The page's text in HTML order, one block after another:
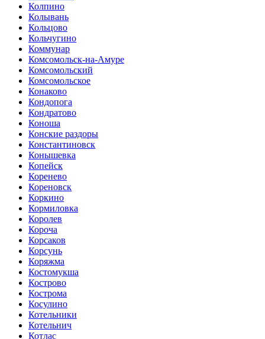
Колпино
Колывань
Кольцово
Кольчугино
Коммунар
Комсомольск-на-Амуре
Комсомольский
Комсомольское
Конаково
Кондопога
Кондратово
Коноша
Конские раздоры
Константиновск
Конышевка
Копейск
Коренево
Кореновск
Коркино
Кормиловка
Королев
Короча
Корсаков
Корсунь
Коряжма
Костомукша
Кострово
Кострома
Косулино
Котельники
Котельнич
Котлас